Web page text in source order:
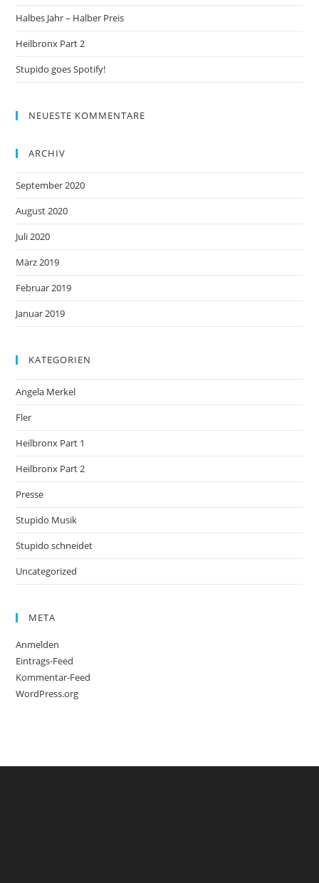
Halbes Jahr – Halber Preis
Heilbronx Part 2
Stupido goes Spotify!
NEUESTE KOMMENTARE
ARCHIV
September 2020
August 2020
Juli 2020
März 2019
Februar 2019
Januar 2019
KATEGORIEN
Angela Merkel
Fler
Heilbronx Part 1
Heilbronx Part 2
Presse
Stupido Musik
Stupido schneidet
Uncategorized
META
Anmelden
Eintrags-Feed
Kommentar-Feed
WordPress.org